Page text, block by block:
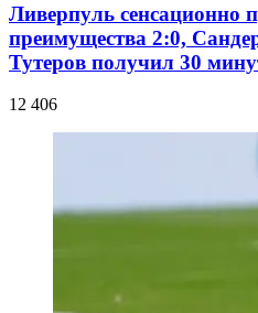
Ливерпуль сенсационно
преимущества 2:0,
Тутеров получил 30
12 406